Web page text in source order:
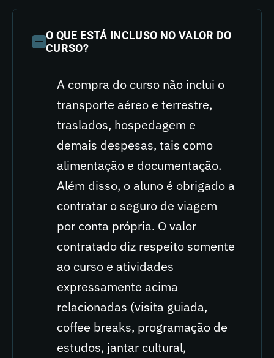
O QUE ESTÁ INCLUSO NO VALOR DO
CURSO?
A compra do curso não inclui o
transporte aéreo e terrestre,
traslados, hospedagem e
demais despesas, tais como
alimentação e documentação.
Além disso, o aluno é obrigado a
contratar o seguro de viagem
por conta própria. O valor
contratado diz respeito somente
ao curso e atividades
expressamente acima
relacionadas (visita guiada,
coffee breaks, programação de
estudos, jantar cultural,